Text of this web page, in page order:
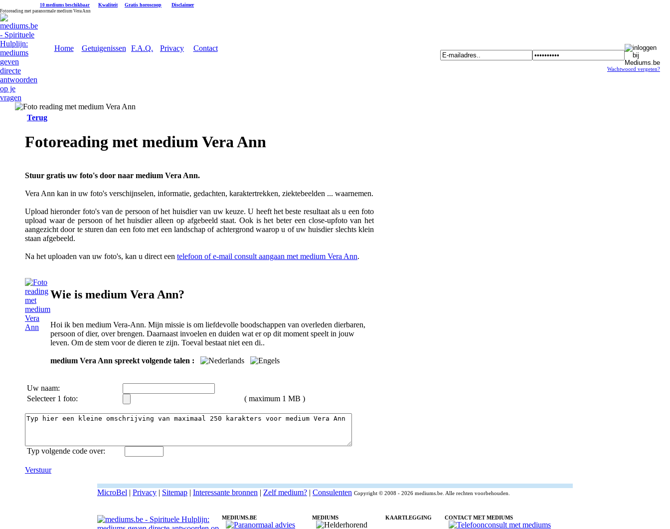
10 mediums beschikbaar Kwaliteit Gratis horoscoop Disclaimer
Fotoreading met paranormale medium Vera Ann
Home Getuigenissen F.A.Q. Privacy Contact
Wachtwoord vergeten?
Terug
Fotoreading met medium Vera Ann
Stuur gratis uw foto's door naar medium Vera Ann.
Vera Ann kan in uw foto's verschijnselen, informatie, gedachten, karaktertrekken, ziektebeelden ... waarnemen.
Upload hieronder foto's van de persoon of het huisdier van uw keuze. U heeft het beste resultaat als u een foto
upload waar de persoon of het huisdier alleen op afgebeeld staat. Ook is het beter een close-upfoto van het
aangezicht door te sturen dan een foto met een landschap of achtergrond waarop u of uw huisdier slechts klein
staan afgebeeld.
Na het uploaden van uw foto's, kan u direct een telefoon of e-mail consult aangaan met medium Vera Ann.
Wie is medium Vera Ann?
Hoi ik ben medium Vera-Ann. Mijn missie is om liefdevolle boodschappen van overleden dierbaren,
persoon of dier, over brengen. Daarnaast invoelen en duiden wat er op dit moment speelt in jouw
leven. Om de stem voor de dieren te zijn. Toeval bestaat niet een di..
medium Vera Ann spreekt volgende talen :
Uw naam:
Selecteer 1 foto:
( maximum 1 MB )
Typ volgende code over:
Verstuur
MicroBel | Privacy | Sitemap | Interessante bronnen | Zelf medium? | Consulenten Copyright © 2008 - 2026 mediums.be. Alle rechten voorbehouden.
MEDIUMS.BE MEDIUMS KAARTLEGGING CONTACT MET MEDIUMS